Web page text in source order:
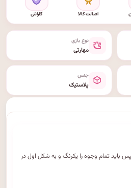
اصالت کالا گارانتی
نوع بازی
مهارتی
جنس
پلاستیک
باید تمام وجوه را یکرنگ و به شکل اول در